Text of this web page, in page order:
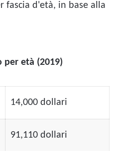
d'età, in base alla
età (2019)
14,000 dollari
91,110 dollari